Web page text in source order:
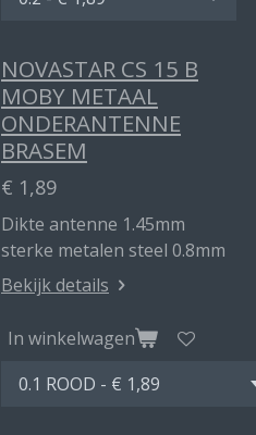
NOVASTAR CS 15 B
MOBY METAAL
ONDERANTENNE
BRASEM
€ 1,89
Dikte antenne 1.45mm
sterke metalen steel 0.8mm
Bekijk details
In winkelwagen